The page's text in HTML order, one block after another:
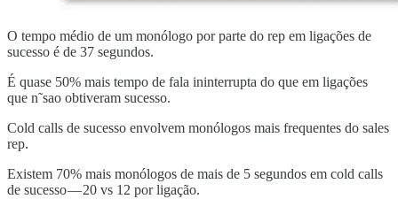
O tempo médio de um monólogo por parte do rep em ligações de
sucesso é de 37 segundos.
É quase 50% mais tempo de fala ininterrupta do que em ligações
que n˜sao obtiveram sucesso.
Cold calls de sucesso envolvem monólogos mais frequentes do sales
rep.
Existem 70% mais monólogos de mais de 5 segundos em cold calls
de sucesso — 20 vs 12 por ligação.